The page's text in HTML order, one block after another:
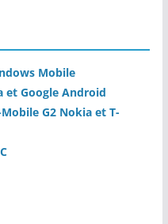
Mobile
et Google Android
G2 Nokia et T-